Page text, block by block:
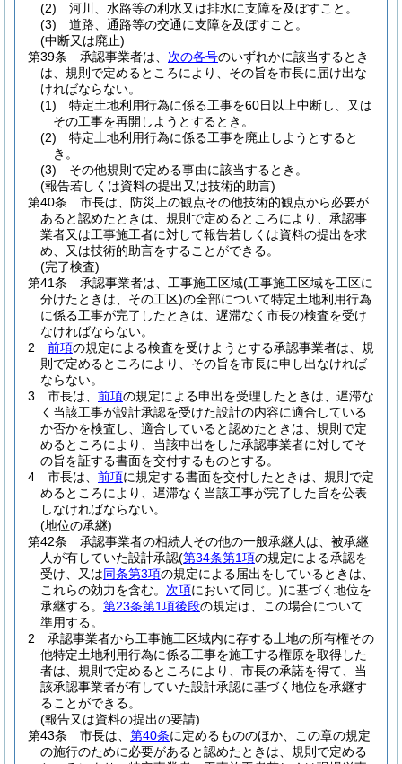
(2)
河川、水路等の利水又は排水に支障を及ぼすこと。
(3)
道路、通路等の交通に支障を及ぼすこと。
(中断又は廃止)
第39条
承認事業者は、 次の各号のいずれかに該当するとき
は、規則で定めるところにより、その旨を市長に届け出な
ければならない。
(1)
特定土地利用行為に係る工事を60日以上中断し、又は
その工事を再開しようとするとき。
(2)
特定土地利用行為に係る工事を廃止しようとすると
き。
(3)
その他規則で定める事由に該当するとき。
(報告若しくは資料の提出又は技術的助言)
第40条
市長は、防災上の観点その他技術的観点から必要が
あると認めたときは、規則で定めるところにより、承認事
業者又は工事施工者に対して報告若しくは資料の提出を求
め、又は技術的助言をすることができる。
(完了検査)
第41条
承認事業者は、工事施工区域(工事施工区域を工区に
分けたときは、その工区)の全部について特定土地利用行為
に係る工事が完了したときは、遅滞なく市長の検査を受け
なければならない。
2
前項の規定による検査を受けようとする承認事業者は、規
則で定めるところにより、その旨を市長に申し出なければ
ならない。
3
市長は、 前項の規定による申出を受理したときは、遅滞な
く当該工事が設計承認を受けた設計の内容に適合している
か否かを検査し、適合していると認めたときは、規則で定
めるところにより、当該申出をした承認事業者に対してそ
の旨を証する書面を交付するものとする。
4
市長は、 前項に規定する書面を交付したときは、規則で定
めるところにより、遅滞なく当該工事が完了した旨を公表
しなければならない。
(地位の承継)
第42条
承認事業者の相続人その他の一般承継人は、被承継
人が有していた設計承認(第34条第1項の規定による承認を
受け、又は同条第3項の規定による届出をしているときは、
これらの効力を含む。 次項において同じ。)に基づく地位を
承継する。 第23条第1項後段の規定は、この場合について
準用する。
2
承認事業者から工事施工区域内に存する土地の所有権その
他特定土地利用行為に係る工事を施工する権原を取得した
者は、規則で定めるところにより、市長の承諾を得て、当
該承認事業者が有していた設計承認に基づく地位を承継す
ることができる。
(報告又は資料の提出の要請)
第43条
市長は、 第40条に定めるもののほか、この章の規定
の施行のために必要があると認めたときは、規則で定める